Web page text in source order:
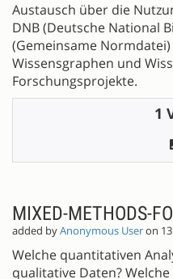
Austausch über die
DNB (Deutsche National
(Gemeinsame
Wissensgraphen und
Forschungsprojekte.
1
MIXED-METHODS-
added byAnonymous Useron
Welche quantitativen
qualitative Daten?